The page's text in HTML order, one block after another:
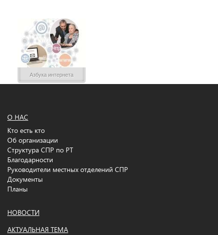
Азбука интернета
О НАС
Кто есть кто
Об организации
Структура СПР по РТ
Благодарности
Руководители местных отделений СПР
Документы
Планы
НОВОСТИ
АКТУАЛЬНАЯ ТЕМА